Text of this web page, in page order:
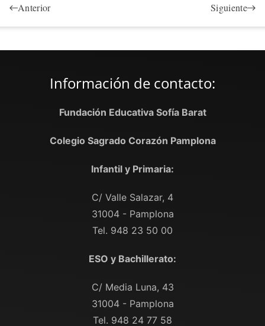
Anterior Siguiente
Información de contacto:
Fundación Educativa Sofía Barat
Colegio Sagrado Corazón Pamplona
Infantil y Primaria:
C/ Valle Salazar, 4
31004 - Pamplona
Tel. 948 23 50 00
ESO y Bachillerato:
C/ Media Luna, 43
31004 - Pamplona
Tel. 948 24 77 58